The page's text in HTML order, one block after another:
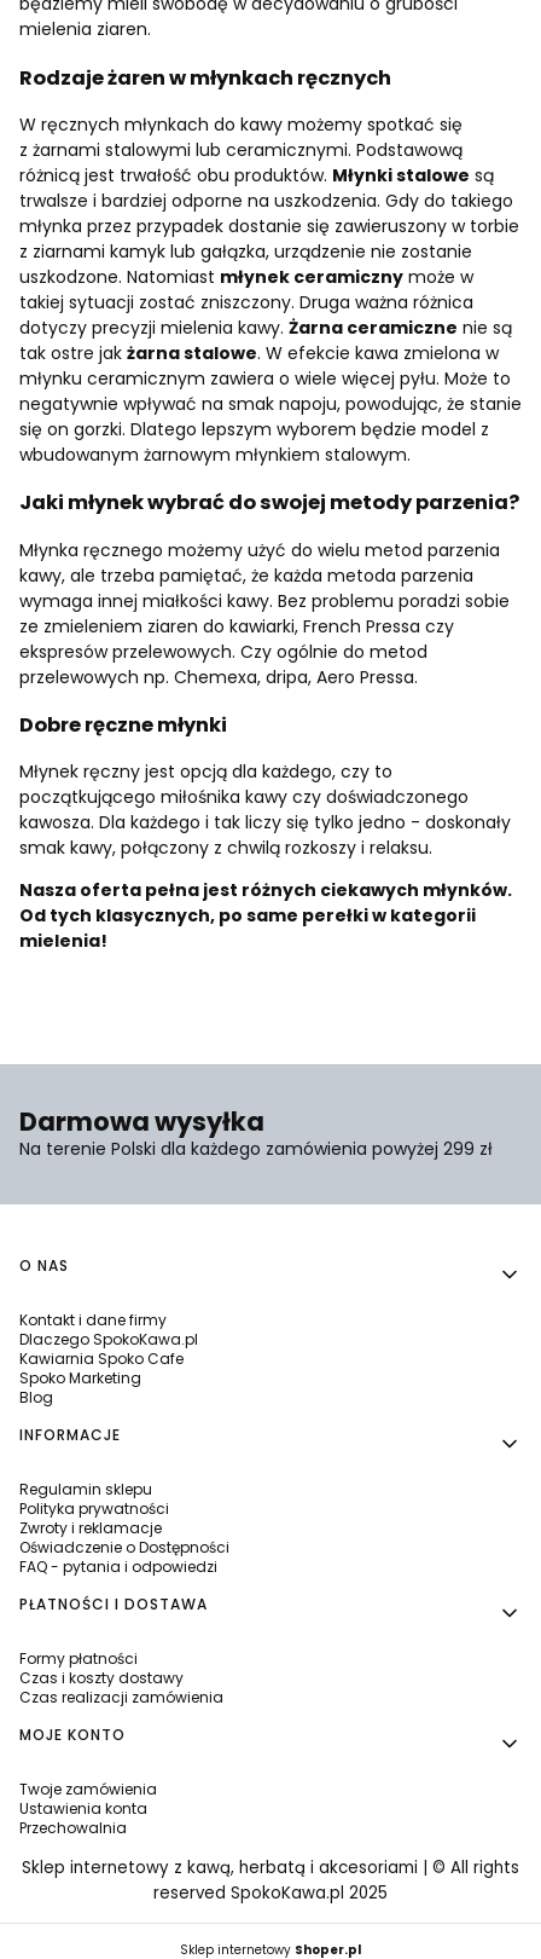
mielenia ziaren.
Rodzaje żaren w młynkach ręcznych
W ręcznych młynkach do kawy możemy spotkać się
z żarnami stalowymi lub ceramicznymi. Podstawową
różnicą jest trwałość obu produktów. Młynki stalowe są
trwalsze i bardziej odporne na uszkodzenia. Gdy do takiego
młynka przez przypadek dostanie się zawieruszony w torbie
z ziarnami kamyk lub gałązka, urządzenie nie zostanie
uszkodzone. Natomiast młynek ceramiczny może w
takiej sytuacji zostać zniszczony. Druga ważna różnica
dotyczy precyzji mielenia kawy. Żarna ceramiczne nie są
tak ostre jak żarna stalowe. W efekcie kawa zmielona w
młynku ceramicznym zawiera o wiele więcej pyłu. Może to
negatywnie wpływać na smak napoju, powodując, że stanie
się on gorzki. Dlatego lepszym wyborem będzie model z
wbudowanym żarnowym młynkiem stalowym.
Jaki młynek wybrać do swojej metody parzenia?
Młynka ręcznego możemy użyć do wielu metod parzenia
kawy, ale trzeba pamiętać, że każda metoda parzenia
wymaga innej miałkości kawy. Bez problemu poradzi sobie
ze zmieleniem ziaren do kawiarki, French Pressa czy
ekspresów przelewowych. Czy ogólnie do metod
przelewowych np. Chemexa, dripa, Aero Pressa.
Dobre ręczne młynki
Młynek ręczny jest opcją dla każdego, czy to
początkującego miłośnika kawy czy doświadczonego
kawosza. Dla każdego i tak liczy się tylko jedno - doskonały
smak kawy, połączony z chwilą rozkoszy i relaksu.
Nasza oferta pełna jest różnych ciekawych młynków.
Od tych klasycznych, po same perełki w kategorii
mielenia!
Darmowa wysyłka
Na terenie Polski dla każdego zamówienia powyżej 299 zł
Linki w stopce
O NAS
Kontakt i dane firmy
Dlaczego SpokoKawa.pl
Kawiarnia Spoko Cafe
Spoko Marketing
Blog
INFORMACJE
Regulamin sklepu
Polityka prywatności
Zwroty i reklamacje
Oświadczenie o Dostępności
FAQ - pytania i odpowiedzi
PŁATNOŚCI I DOSTAWA
Formy płatności
Czas i koszty dostawy
Czas realizacji zamówienia
MOJE KONTO
Twoje zamówienia
Ustawienia konta
Przechowalnia
Sklep internetowy z kawą, herbatą i akcesoriami | © All rights
reserved SpokoKawa.pl 2025
Sklep internetowy Shoper.pl